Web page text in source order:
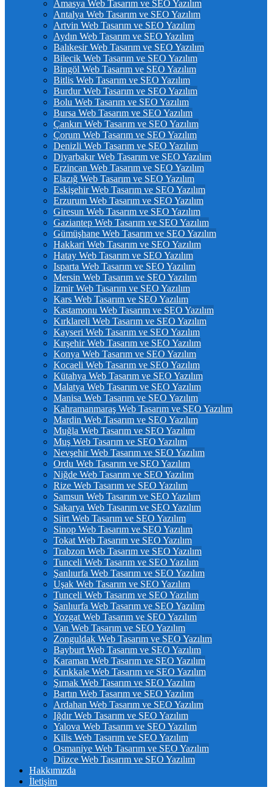
Amasya Web Tasarım ve SEO Yazılım
Antalya Web Tasarım ve SEO Yazılım
Artvin Web Tasarım ve SEO Yazılım
Aydın Web Tasarım ve SEO Yazılım
Balıkesir Web Tasarım ve SEO Yazılım
Bilecik Web Tasarım ve SEO Yazılım
Bingöl Web Tasarım ve SEO Yazılım
Bitlis Web Tasarım ve SEO Yazılım
Burdur Web Tasarım ve SEO Yazılım
Bolu Web Tasarım ve SEO Yazılım
Bursa Web Tasarım ve SEO Yazılım
Çankırı Web Tasarım ve SEO Yazılım
Çorum Web Tasarım ve SEO Yazılım
Denizli Web Tasarım ve SEO Yazılım
Diyarbakır Web Tasarım ve SEO Yazılım
Erzincan Web Tasarım ve SEO Yazılım
Elazığ Web Tasarım ve SEO Yazılım
Eskişehir Web Tasarım ve SEO Yazılım
Erzurum Web Tasarım ve SEO Yazılım
Giresun Web Tasarım ve SEO Yazılım
Gaziantep Web Tasarım ve SEO Yazılım
Gümüşhane Web Tasarım ve SEO Yazılım
Hakkari Web Tasarım ve SEO Yazılım
Hatay Web Tasarım ve SEO Yazılım
Isparta Web Tasarım ve SEO Yazılım
Mersin Web Tasarım ve SEO Yazılım
İzmir Web Tasarım ve SEO Yazılım
Kars Web Tasarım ve SEO Yazılım
Kastamonu Web Tasarım ve SEO Yazılım
Kırklareli Web Tasarım ve SEO Yazılım
Kayseri Web Tasarım ve SEO Yazılım
Kırşehir Web Tasarım ve SEO Yazılım
Konya Web Tasarım ve SEO Yazılım
Kocaeli Web Tasarım ve SEO Yazılım
Kütahya Web Tasarım ve SEO Yazılım
Malatya Web Tasarım ve SEO Yazılım
Manisa Web Tasarım ve SEO Yazılım
Kahramanmaraş Web Tasarım ve SEO Yazılım
Mardin Web Tasarım ve SEO Yazılım
Muğla Web Tasarım ve SEO Yazılım
Muş Web Tasarım ve SEO Yazılım
Nevşehir Web Tasarım ve SEO Yazılım
Ordu Web Tasarım ve SEO Yazılım
Niğde Web Tasarım ve SEO Yazılım
Rize Web Tasarım ve SEO Yazılım
Samsun Web Tasarım ve SEO Yazılım
Sakarya Web Tasarım ve SEO Yazılım
Siirt Web Tasarım ve SEO Yazılım
Sinop Web Tasarım ve SEO Yazılım
Tokat Web Tasarım ve SEO Yazılım
Trabzon Web Tasarım ve SEO Yazılım
Tunceli Web Tasarım ve SEO Yazılım
Şanlıurfa Web Tasarım ve SEO Yazılım
Uşak Web Tasarım ve SEO Yazılım
Tunceli Web Tasarım ve SEO Yazılım
Şanlıurfa Web Tasarım ve SEO Yazılım
Yozgat Web Tasarım ve SEO Yazılım
Van Web Tasarım ve SEO Yazılım
Zonguldak Web Tasarım ve SEO Yazılım
Bayburt Web Tasarım ve SEO Yazılım
Karaman Web Tasarım ve SEO Yazılım
Kırıkkale Web Tasarım ve SEO Yazılım
Şırnak Web Tasarım ve SEO Yazılım
Bartın Web Tasarım ve SEO Yazılım
Ardahan Web Tasarım ve SEO Yazılım
Iğdır Web Tasarım ve SEO Yazılım
Yalova Web Tasarım ve SEO Yazılım
Kilis Web Tasarım ve SEO Yazılım
Osmaniye Web Tasarım ve SEO Yazılım
Düzce Web Tasarım ve SEO Yazılım
Hakkımızda
İletişim